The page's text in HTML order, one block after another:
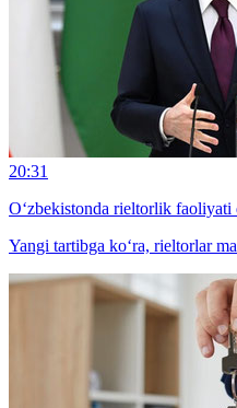
20:31
O‘zbekistonda rieltorlik
Yangi tartibga ko‘ra, rieltorlar